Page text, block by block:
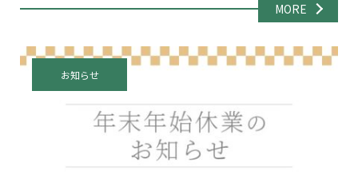
MORE
お知らせ